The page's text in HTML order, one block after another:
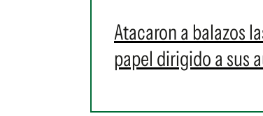
Atacaron a balazos
papel dirigido a sus